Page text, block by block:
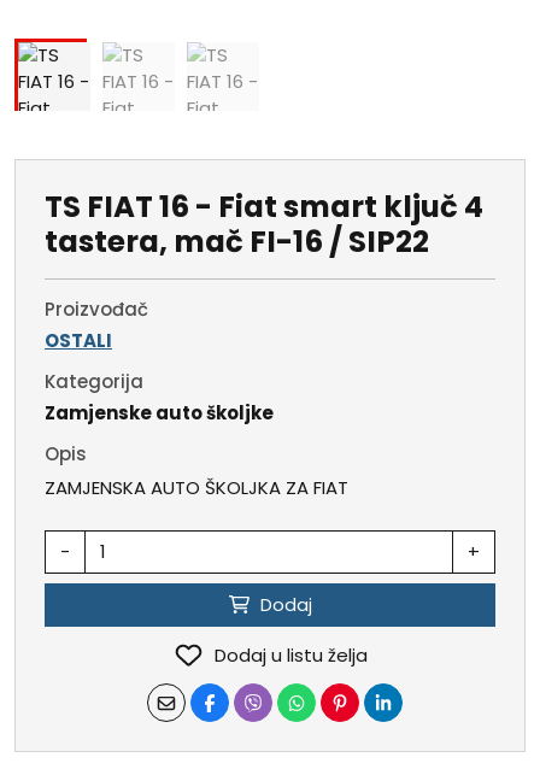
TS FIAT 16 - Fiat smart ključ 4
tastera, mač FI-16 / SIP22
Proizvođač
OSTALI
Kategorija
Zamjenske auto školjke
Opis
ZAMJENSKA AUTO ŠKOLJKA ZA FIAT
- +
Dodaj
Dodaj u listu želja